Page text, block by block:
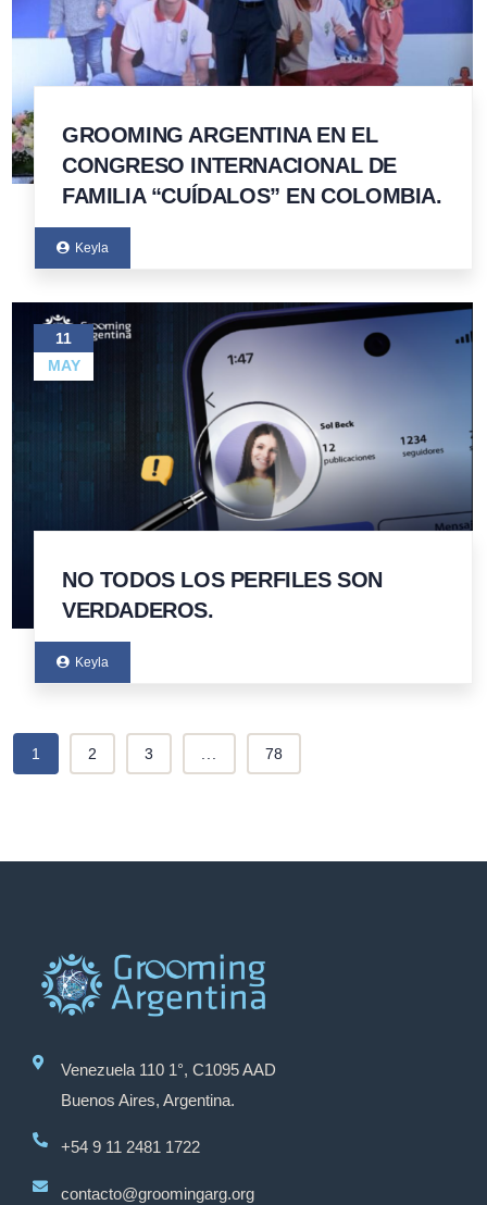
GROOMING ARGENTINA EN EL
CONGRESO INTERNACIONAL DE
FAMILIA “CUÍDALOS” EN COLOMBIA.
Keyla
11
MAY
NO TODOS LOS PERFILES SON
VERDADEROS.
Keyla
1 2 3 ... 78
Venezuela 110 1°, C1095 AAD
Buenos Aires, Argentina.
+54 9 11 2481 1722
contacto@groomingarg.org